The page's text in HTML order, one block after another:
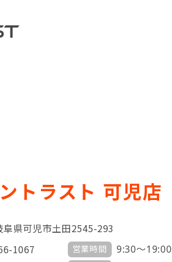
トラスト 可児店
県可児市土田2545-293
1067
営業時間
9:30～19:00